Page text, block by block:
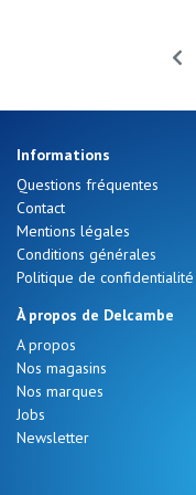
Informations
Questions fréquentes
Contact
Mentions légales
Conditions générales
Politique de confidentialité
À propos de Delcambe
A propos
Nos magasins
Nos marques
Jobs
Newsletter